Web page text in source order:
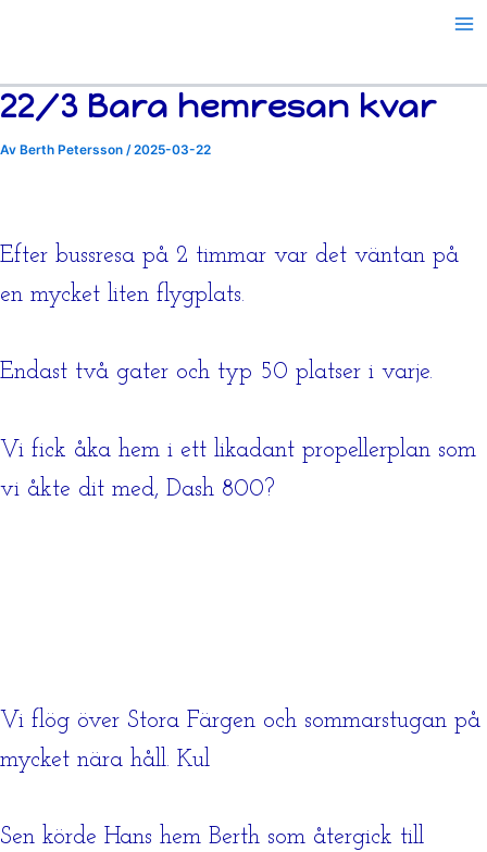
22/3 Bara hemresan kvar
Av Berth Petersson /2025-03-22
Efter bussresa på 2 timmar var det väntan på
en mycket liten flygplats.
Endast två gater och typ 50 platser i varje.
Vi fick åka hem i ett likadant propellerplan som
vi åkte dit med, Dash 800?
Vi flög över Stora Färgen och sommarstugan på
mycket nära håll. Kul
Sen körde Hans hem Berth som återgick till